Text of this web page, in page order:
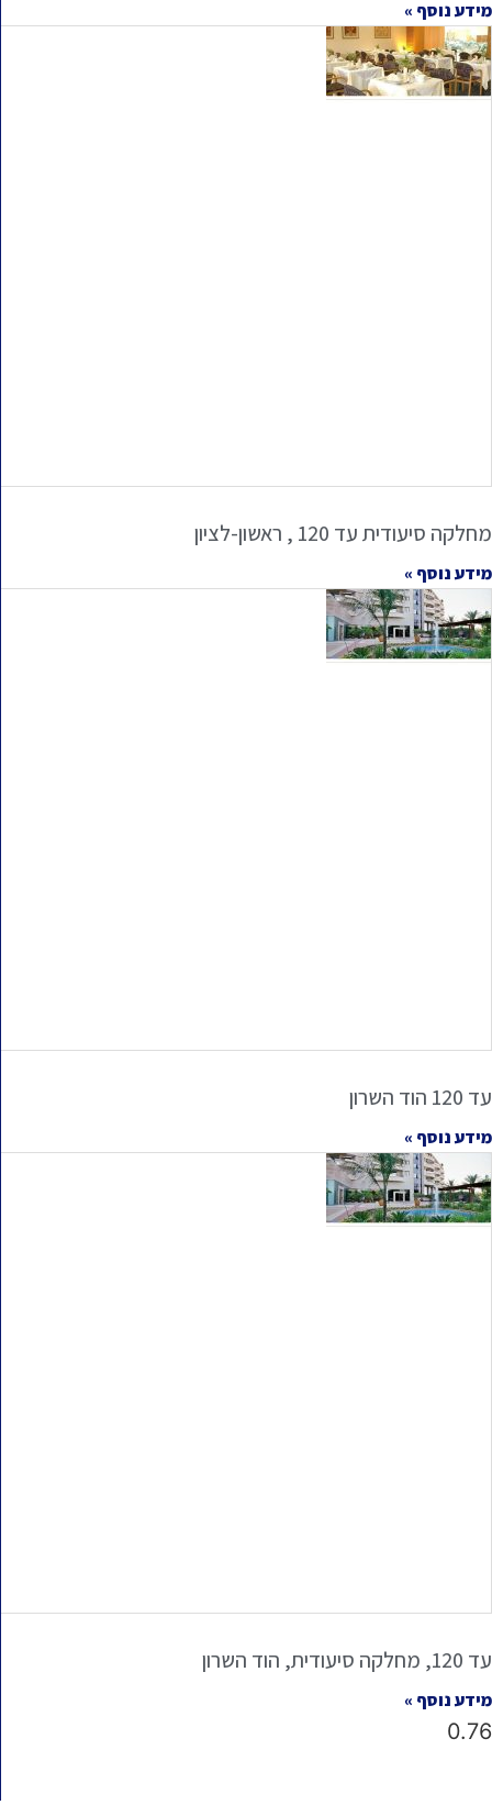
מידע נוסף »
מחלקה סיעודית עד 120 , ראשון-לציון
מידע נוסף »
עד 120 הוד השרון
מידע נוסף »
עד 120, מחלקה סיעודית, הוד השרון
מידע נוסף »